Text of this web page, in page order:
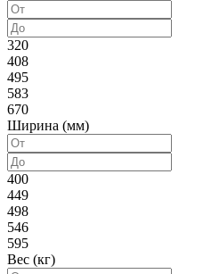
320
408
495
583
670
Ширина (мм)
400
449
498
546
595
Вес (кг)